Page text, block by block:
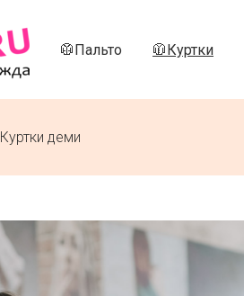
🥼Пальто 🧥Куртки
Куртки деми